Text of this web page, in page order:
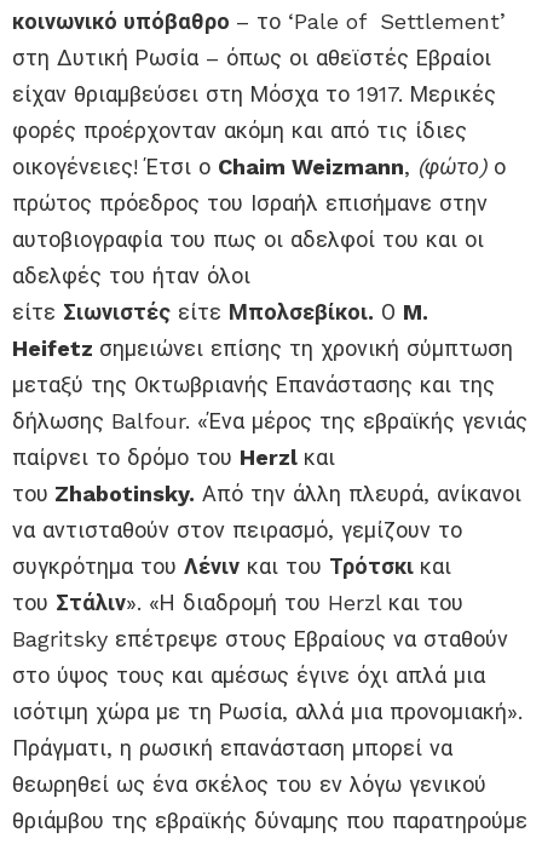
κοινωνικό υπόβαθρο – το ‘Pale of Settlement’
στη Δυτική Ρωσία – όπως οι αθεϊστές Εβραίοι
είχαν θριαμβεύσει στη Μόσχα το 1917. Μερικές
φορές προέρχονταν ακόμη και από τις ίδιες
οικογένειες! Έτσι ο Chaim Weizmann, (φώτο)ο
πρώτος πρόεδρος του Ισραήλ επισήμανε στην
αυτοβιογραφία του πως οι αδελφοί του και οι
αδελφές του ήταν όλοι
είτε Σιωνιστές είτε Μπολσεβίκοι. Ο M.
Heifetz σημειώνει επίσης τη χρονική σύμπτωση
μεταξύ της Οκτωβριανής Επανάστασης και της
δήλωσης Balfour. «Ένα μέρος της εβραϊκής γενιάς
παίρνει το δρόμο του Herzl και
του Zhabotinsky. Από την άλλη πλευρά, ανίκανοι
να αντισταθούν στον πειρασμό, γεμίζουν το
συγκρότημα του Λένιν και του Τρότσκι και
του Στάλιν». «Η διαδρομή του Herzl και του
Bagritsky επέτρεψε στους Εβραίους να σταθούν
στο ύψος τους και αμέσως έγινε όχι απλά μια
ισότιμη χώρα με τη Ρωσία, αλλά μια προνομιακή».
Πράγματι, η ρωσική επανάσταση μπορεί να
θεωρηθεί ως ένα σκέλος του εν λόγω γενικού
θριάμβου της εβραϊκής δύναμης που παρατηρούμε